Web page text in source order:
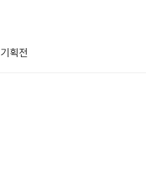
기획전